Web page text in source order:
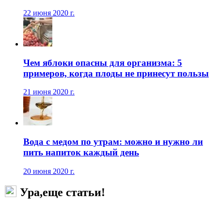
22 июня 2020 г.
Чем яблоки опасны для организма: 5
примеров, когда плоды не принесут пользы
21 июня 2020 г.
Вода с медом по утрам: можно и нужно ли
пить напиток каждый день
20 июня 2020 г.
Ура,еще статьи!